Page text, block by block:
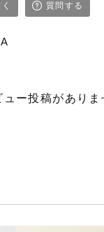
質問する
ュー投稿がありま